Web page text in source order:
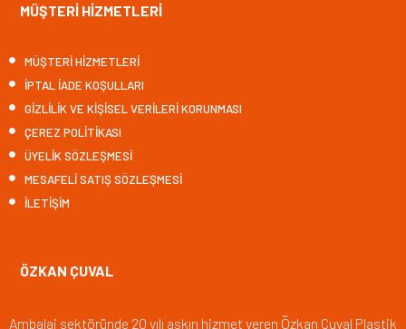
MÜŞTERİ HİZMETLERİ
MÜŞTERİ HİZMETLERİ
İPTAL İADE KOŞULLARI
GİZLİLİK VE KİŞİSEL VERİLERİ KORUNMASI
ÇEREZ POLİTİKASI
ÜYELİK SÖZLEŞMESİ
MESAFELİ SATIŞ SÖZLEŞMESİ
İLETİŞİM
ÖZKAN ÇUVAL
Ambalaj sektöründe 20 yılı aşkın hizmet veren Özkan Çuval Plastik